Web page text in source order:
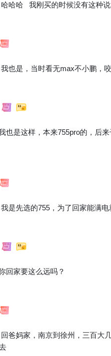
哈哈哈   我刚买的时候没有这种
我也是，当时看无max不小鹏，
也是这样，本来755pro的，后
我是先选的755，为了回家能满
回家要这么远吗？
回爸妈家，南京到徐州，三百大